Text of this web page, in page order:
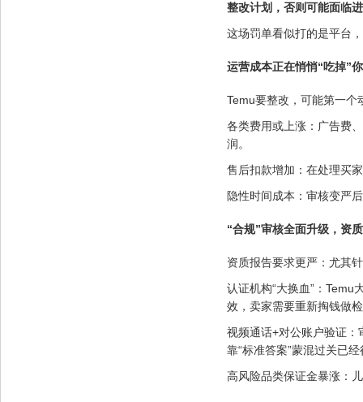
整改计划，否则可能面临
这场罚单看似打的是平台
运营成本正在悄悄“吃掉”
Temu要整改，可能第一个
各类费用或上涨：广告费
润。
售后扣款增加：在处理买
隐性时间成本：审核变严
“合规”审核全面升级，资
资质报告要求更严：尤其
认证机构“大换血”：
效，卖家需要重新掏钱做
视频通话+对公账户验证
靠“标准答案”蒙混过关已
高风险品类保证金暴涨：